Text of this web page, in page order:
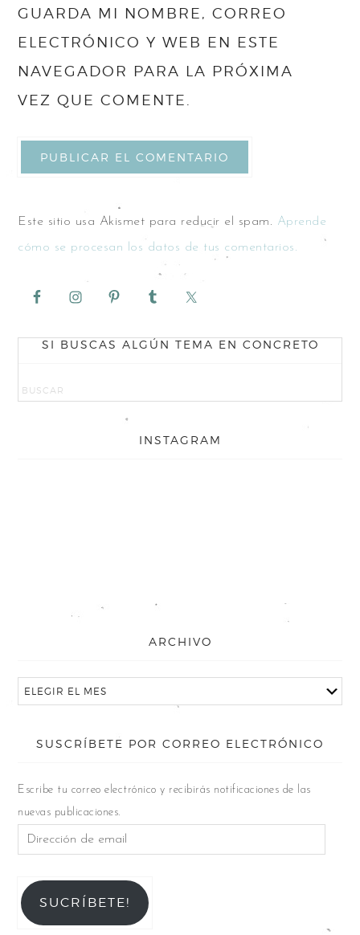
GUARDA MI NOMBRE, CORREO
ELECTRÓNICO Y WEB EN ESTE
NAVEGADOR PARA LA PRÓXIMA
VEZ QUE COMENTE.
Este sitio usa Akismet para reducir el spam. Aprende
cómo se procesan los datos de tus comentarios.
SI BUSCAS ALGÚN TEMA EN CONCRETO
INSTAGRAM
ARCHIVO
SUSCRÍBETE POR CORREO ELECTRÓNICO
Escribe tu correo electrónico y recibirás notificaciones de las
nuevas publicaciones.
SUCRÍBETE!